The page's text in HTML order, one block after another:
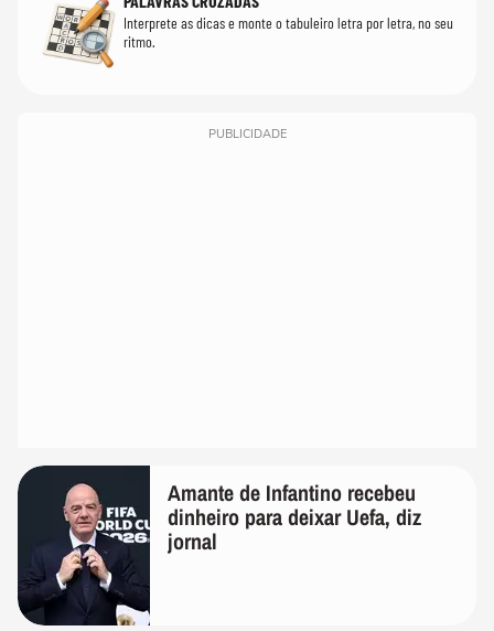
Interprete as dicas e monte o tabuleiro letra por letra, no seu
ritmo.
PUBLICIDADE
Amante de Infantino recebeu
dinheiro para deixar Uefa, diz
jornal